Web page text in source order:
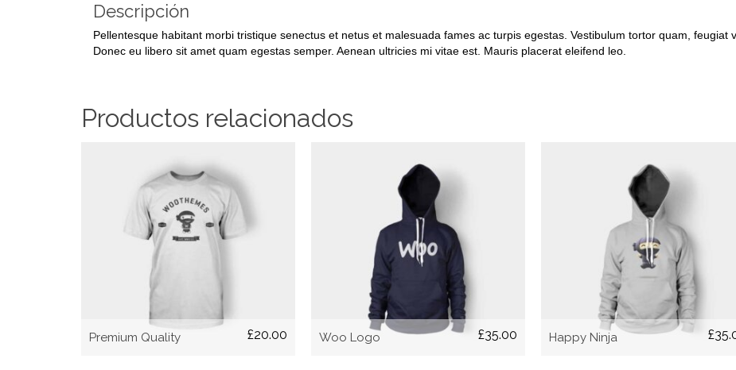
Descripción
Pellentesque habitant morbi tristique senectus et netus et malesuada fames ac turpis egestas. Vestibulum tortor quam, feugiat
Donec eu libero sit amet quam egestas semper. Aenean ultricies mi vitae est. Mauris placerat eleifend leo.
Productos relacionados
Premium Quality £20.00
AÑADIR AL CARRITO
Woo Logo £35.00
AÑADIR AL CARRITO
Happy Ninja £
AÑADIR AL CARRITO